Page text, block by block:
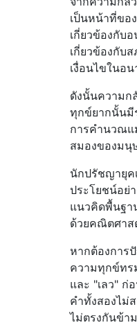
เป็นหน้าที่ขอ
เกี่ยวข้องกับ
เกี่ยวข้องกับ
เงื่อนไขในอ
ดังนั้นความก
ทุกข์ยากนั้นมี
การคำนวณแ
สมองของมนุ
นักปรัชญายุค
ประโยชน์อย่
แนวคิดพื้นฐา
ด้วยคณิตศาส
หากต้องการ
ความทุกข์ทร
และ "เลว" ก่
คำทั้งสองไม่
ไม่ตรงกันข้า